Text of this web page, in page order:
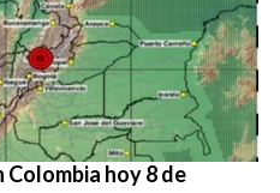
Colombia hoy 8 de